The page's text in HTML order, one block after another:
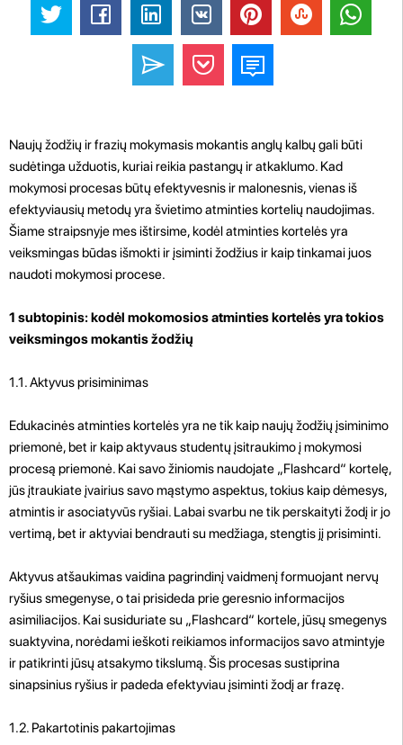
Naujų žodžių ir frazių mokymasis mokantis anglų kalbų gali būti
sudėtinga užduotis, kuriai reikia pastangų ir atkaklumo. Kad
mokymosi procesas būtų efektyvesnis ir malonesnis, vienas iš
efektyviausių metodų yra švietimo atminties kortelių naudojimas.
Šiame straipsnyje mes ištirsime, kodėl atminties kortelės yra
veiksmingas būdas išmokti ir įsiminti žodžius ir kaip tinkamai juos
naudoti mokymosi procese.
1 subtopinis: kodėl mokomosios atminties kortelės yra tokios
veiksmingos mokantis žodžių
1.1. Aktyvus prisiminimas
Edukacinės atminties kortelės yra ne tik kaip naujų žodžių įsiminimo
priemonė, bet ir kaip aktyvaus studentų įsitraukimo į mokymosi
procesą priemonė. Kai savo žiniomis naudojate „Flashcard“ kortelę,
jūs įtraukiate įvairius savo mąstymo aspektus, tokius kaip dėmesys,
atmintis ir asociatyvūs ryšiai. Labai svarbu ne tik perskaityti žodį ir jo
vertimą, bet ir aktyviai bendrauti su medžiaga, stengtis jį prisiminti.
Aktyvus atšaukimas vaidina pagrindinį vaidmenį formuojant nervų
ryšius smegenyse, o tai prisideda prie geresnio informacijos
asimiliacijos. Kai susiduriate su „Flashcard“ kortele, jūsų smegenys
suaktyvina, norėdami ieškoti reikiamos informacijos savo atmintyje
ir patikrinti jūsų atsakymo tikslumą. Šis procesas sustiprina
sinapsinius ryšius ir padeda efektyviau įsiminti žodį ar frazę.
1.2. Pakartotinis pakartojimas